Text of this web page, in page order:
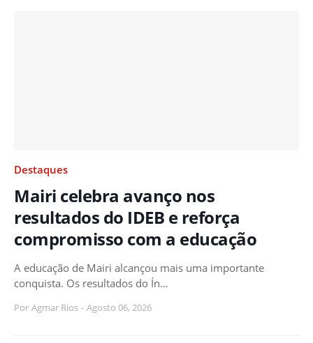
Destaques
Mairi celebra avanço nos
resultados do IDEB e reforça
compromisso com a educação
A educação de Mairi alcançou mais uma importante
conquista. Os resultados do Ín…
Por Agmar Rios - Agosto 06, 2026